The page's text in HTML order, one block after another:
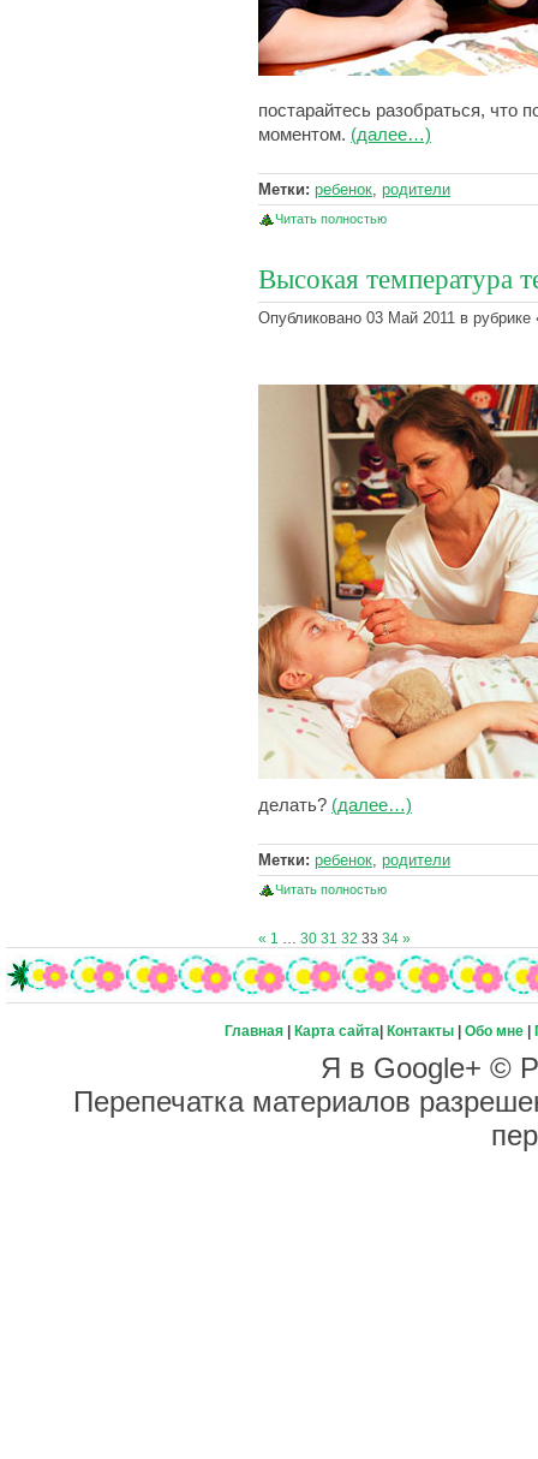
постарайтесь разобраться,
моментом. (далее…)
Метки: ребенок, родители
Читать полностью
Высокая температура
Опубликовано 03 Май 2011 в рубрике
делать? (далее…)
Метки: ребенок, родители
Читать полностью
« 1 … 30 31 32 33 34 »
Главная | Карта сайта| Контакты | Обо мне |
Я в Google+ ©
Перепечатка материалов